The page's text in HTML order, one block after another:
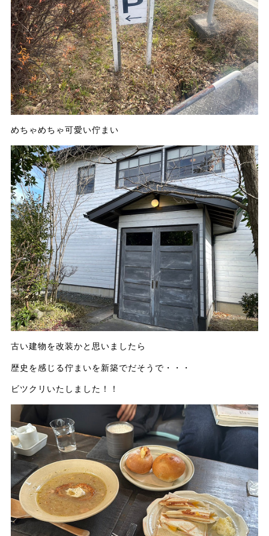
めちゃめちゃ可愛い佇まい
古い建物を改装かと思いましたら
歴史を感じる佇まいを新築でだそうで・・・
ビツクリいたしました！！